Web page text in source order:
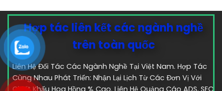
Hợp tác liên kết các ngành nghề
trên toàn quốc
Liên Hệ Đối Tác Các Ngành Nghề Tại Việt Nam. Hợp Tác
Cùng Nhau Phát Triển: Nhận Lại Lịch Từ Các Đơn Vị Với
Chiết Khấu Hoa Hồng % Cao. Liên Hệ Quảng Cáo ADS, SEO